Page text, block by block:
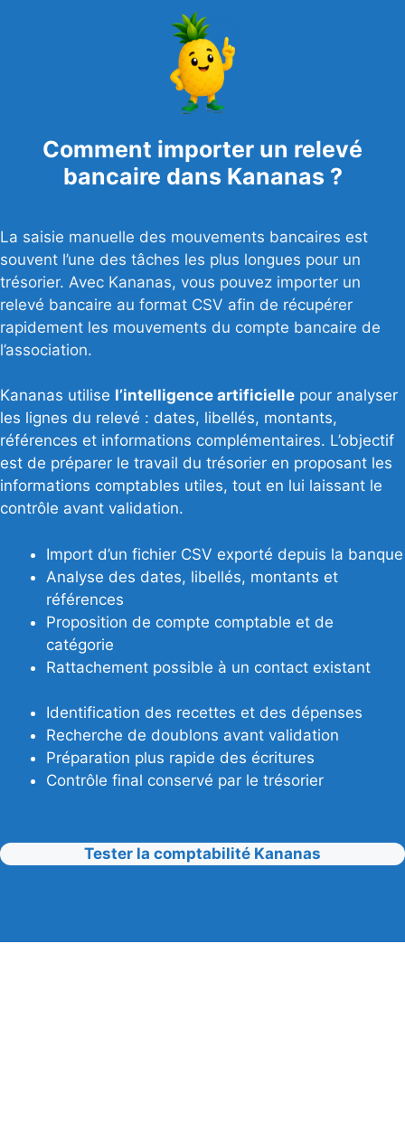
Comment importer un relevé
bancaire dans Kananas ?
La saisie manuelle des mouvements bancaires est
souvent l’une des tâches les plus longues pour un
trésorier. Avec Kananas, vous pouvez importer un
relevé bancaire au format CSV afin de récupérer
rapidement les mouvements du compte bancaire de
l’association.
Kananas utilise l’intelligence artificielle pour analyser
les lignes du relevé : dates, libellés, montants,
références et informations complémentaires. L’objectif
est de préparer le travail du trésorier en proposant les
informations comptables utiles, tout en lui laissant le
contrôle avant validation.
Import d’un fichier CSV exporté depuis la banque
Analyse des dates, libellés, montants et
références
Proposition de compte comptable et de
catégorie
Rattachement possible à un contact existant
Identification des recettes et des dépenses
Recherche de doublons avant validation
Préparation plus rapide des écritures
Contrôle final conservé par le trésorier
Tester la comptabilité Kananas